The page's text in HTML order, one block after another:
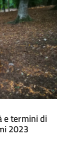
e termini di
2023